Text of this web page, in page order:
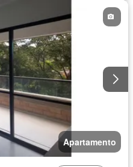
Apartamento